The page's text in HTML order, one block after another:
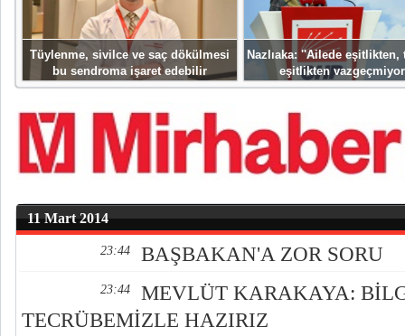
Tüylenme, sivilce ve saç dökülmesi
bu sendroma işaret edebilir
Nazlıaka: ''Ailede eşitlikten,
eşitlikten
11 Mart 2014
23:44 BAŞBAKAN'A ZOR SORU
23:44
MEVLÜT KARAKAYA:
TECRÜBEMİZLE HAZIRIZ